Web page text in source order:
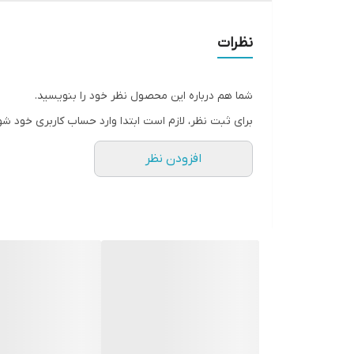
بعد از شست وشوی صورت، چندقطره از سرم را
نظرات
شما هم درباره این محصول نظر خود را بنویسید.
برای ثبت نظر، لازم است ابتدا وارد حساب کاربری خود
افزودن نظر